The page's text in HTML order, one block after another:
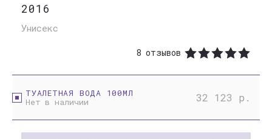
2016
Унисекс
8 отзывов
ТУАЛЕТНАЯ ВОДА 100МЛ
Нет в наличии
32 123 р.